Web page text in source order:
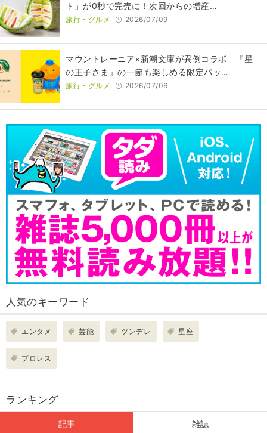
ト」が0秒で完売に！次回からの増産…
旅行・グルメ 2026/07/09
マウントレーニア×新潮文庫が異例コラボ 『星
の王子さま』の一節も楽しめる限定パッ…
旅行・グルメ 2026/07/06
人気のキーワード
エンタメ 芸能 ツンデレ 星座
プロレス
ランキング
記事 雑誌